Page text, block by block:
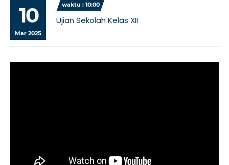
10
Mar 2025
waktu : 10:00
Ujian Sekolah Kelas XII